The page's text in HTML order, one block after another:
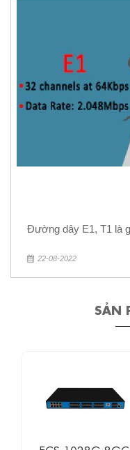
Đường dây E1, T1 là
22-08-2022
SẢN